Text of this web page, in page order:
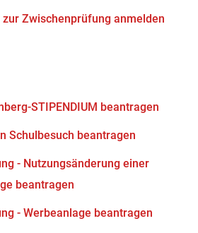
Zwischenprüfung anmelden
STIPENDIUM beantragen
Schulbesuch beantragen
- Nutzungsänderung einer
beantragen
- Werbeanlage beantragen